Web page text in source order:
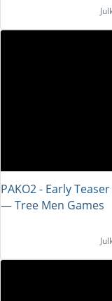
PAKO2 - Early
― Tree Men Games